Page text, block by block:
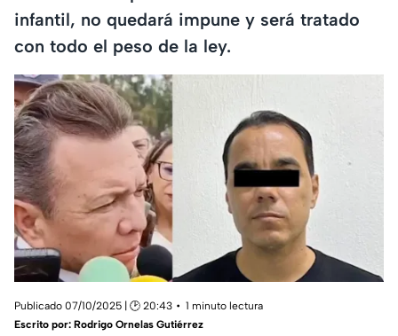
infantil, no quedará impune y será tratado
con todo el peso de la ley.
Publicado 07/10/2025 | 🕑 20:43
1 minuto lectura
Escrito por: Rodrigo Ornelas Gutiérrez